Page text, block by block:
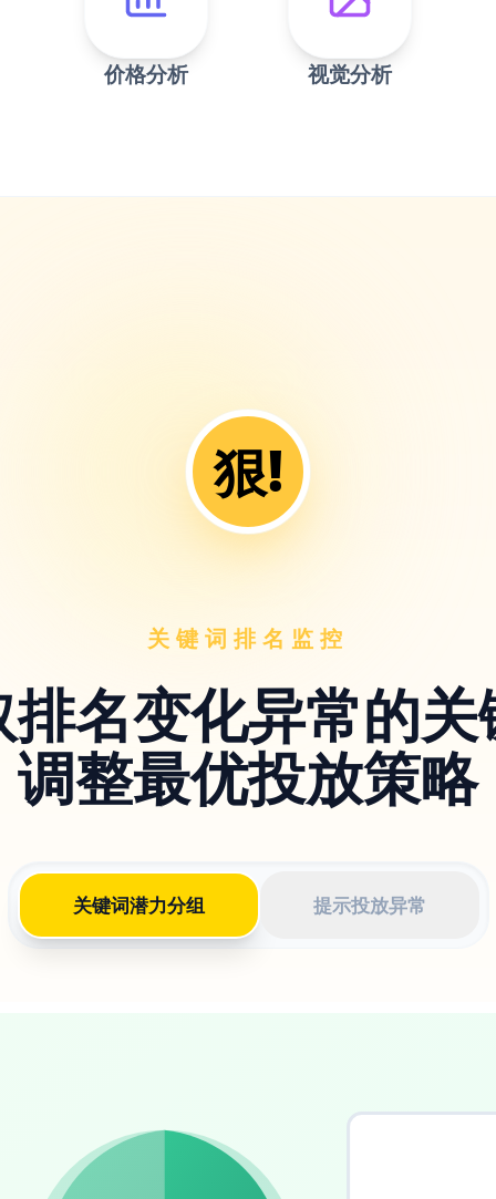
价格分析 视觉分析
狠!
关键词排名监控
排名变化异常的关
调整最优投放策略
关键词潜力分组 提示投放异常